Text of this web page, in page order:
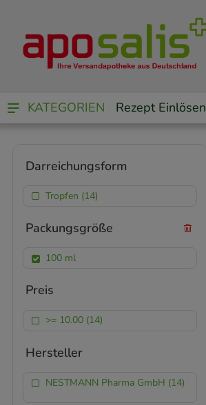
KATEGORIEN Rezept Einlösen
Darreichungsform
Tropfen (14)
Packungsgröße
100 ml
Preis
>= 10.00 (14)
Hersteller
NESTMANN Pharma GmbH (14)